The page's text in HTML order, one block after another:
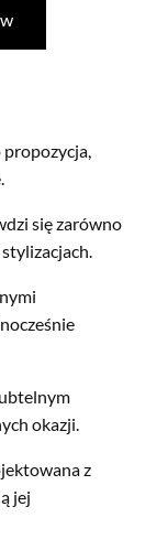
propozycja,
się zarówno
okazji.
z
jej